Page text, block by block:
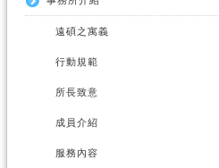
遠碩之寓義
行動規範
所長致意
成員介紹
服務內容